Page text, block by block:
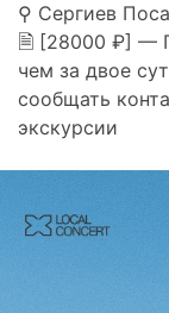
⚲ Сергиев
🗎 [28000 ₽] —
чем за двое
сообщать
экскурсии